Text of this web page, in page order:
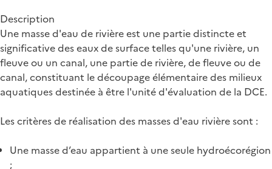
Description
Une masse d'eau de rivière est une partie distincte et
significative des eaux de surface telles qu'une rivière, un
fleuve ou un canal, une partie de rivière, de fleuve ou de
canal, constituant le découpage élémentaire des milieux
aquatiques destinée à être l'unité d'évaluation de la DCE.
Les critères de réalisation des masses d'eau rivière sont :
Une masse d’eau appartient à une seule hydroécorégion
;